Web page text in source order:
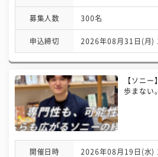
募集人数 300名
申込締切 2026年08月31日(月)
【ソニ
歩まない
開催日時 2026年08月19日(水)